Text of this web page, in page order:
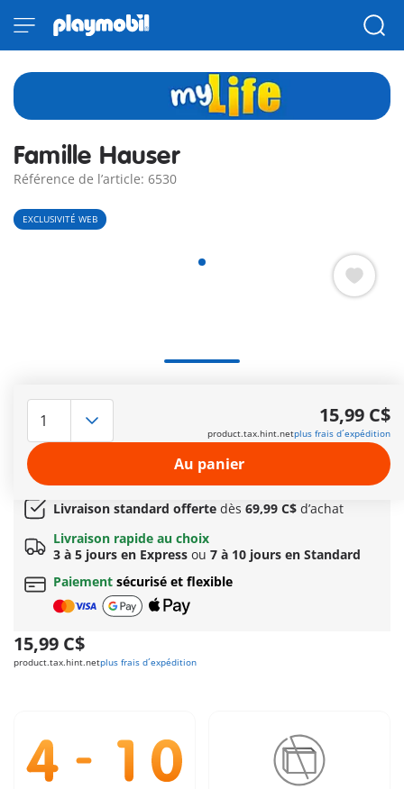
Famille Hauser
Référence de l’article: 6530
EXCLUSIVITÉ WEB
Autres informations
Options de livraison rapide : 3 à 5 jours avec Express
ou 7 à 10 jours avec Standard
Cadeauincroyable offert dès 149C$ d’achat!
Livraison standard offerte dès 69,99 C$ d’achat
Livraison rapide au choix
3 à 5 jours en Express ou 7 à 10 jours en Standard
Paiement sécurisé et flexible
15,99 C$
product.tax.hint.netplus frais d´expédition
15,99 C$
product.tax.hint.netplus frais d´expédition
Au panier